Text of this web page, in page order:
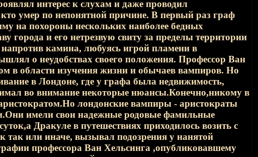
интерес к слухам и даже проводил
умер по непонятной причине. В первый раз граф
на похороны нескольких наиболее бедных
города и его нетрезвую свиту за пределы территории
камина, любуясь игрой пламени в
о неудобствах своего положения. Профессор Ван
в области изучения жизни и обычаев вампиров. Но
в Лондоне, где у графа была недвижимость,
во внимание некоторые нюансы.Конечно,никому в
лондонские вампиры - аристократы
имели свои надежные родовые фамильные
Дракуле в путешествиях приходилось возить с
или иначе, вызывал подозрения у нанятой
профессора Ван Хельсинга ,опубликовавшему